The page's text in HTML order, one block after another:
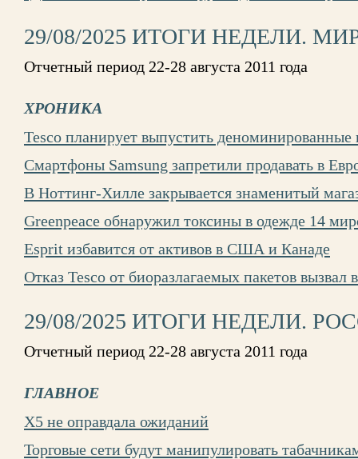
29/08/2025 ИТОГИ НЕДЕЛИ.
Отчетный период 22-28 августа 2011 года
ХРОНИКА
Tesco планирует выпустить деноминированные
Смартфоны Samsung запретили продавать в
В Ноттинг-Хилле закрывается знаменитый
Greenpeace обнаружил токсины в одежде 14
Esprit избавится от активов в США и Канаде
Отказ Tesco от биоразлагаемых пакетов
29/08/2025 ИТОГИ НЕДЕЛИ.
Отчетный период 22-28 августа 2011 года
ГЛАВНОЕ
Х5 не оправдала ожиданий
Торговые сети будут манипулировать